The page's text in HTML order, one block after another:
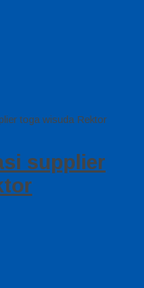
toga wisuda Rektor
supplier